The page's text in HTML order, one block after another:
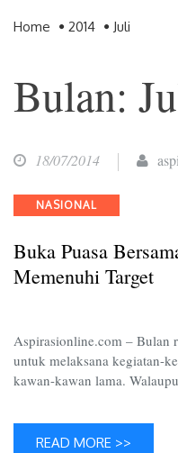
Home 2014 Juli
Bulan:
18/07/2014
Categories
NASIONAL
Buka Puasa
Memenuhi Target
Aspirasionline.com – Bulan
untuk melaksana kegiatan-
kawan-kawan lama.
READ MORE >>